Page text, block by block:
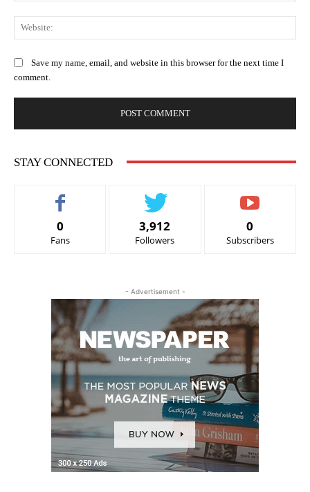
Save my name, email, and website in this browser for the next time I
comment.
STAY CONNECTED
0
Fans
3,912
Followers
0
Subscribers
- Advertisement -